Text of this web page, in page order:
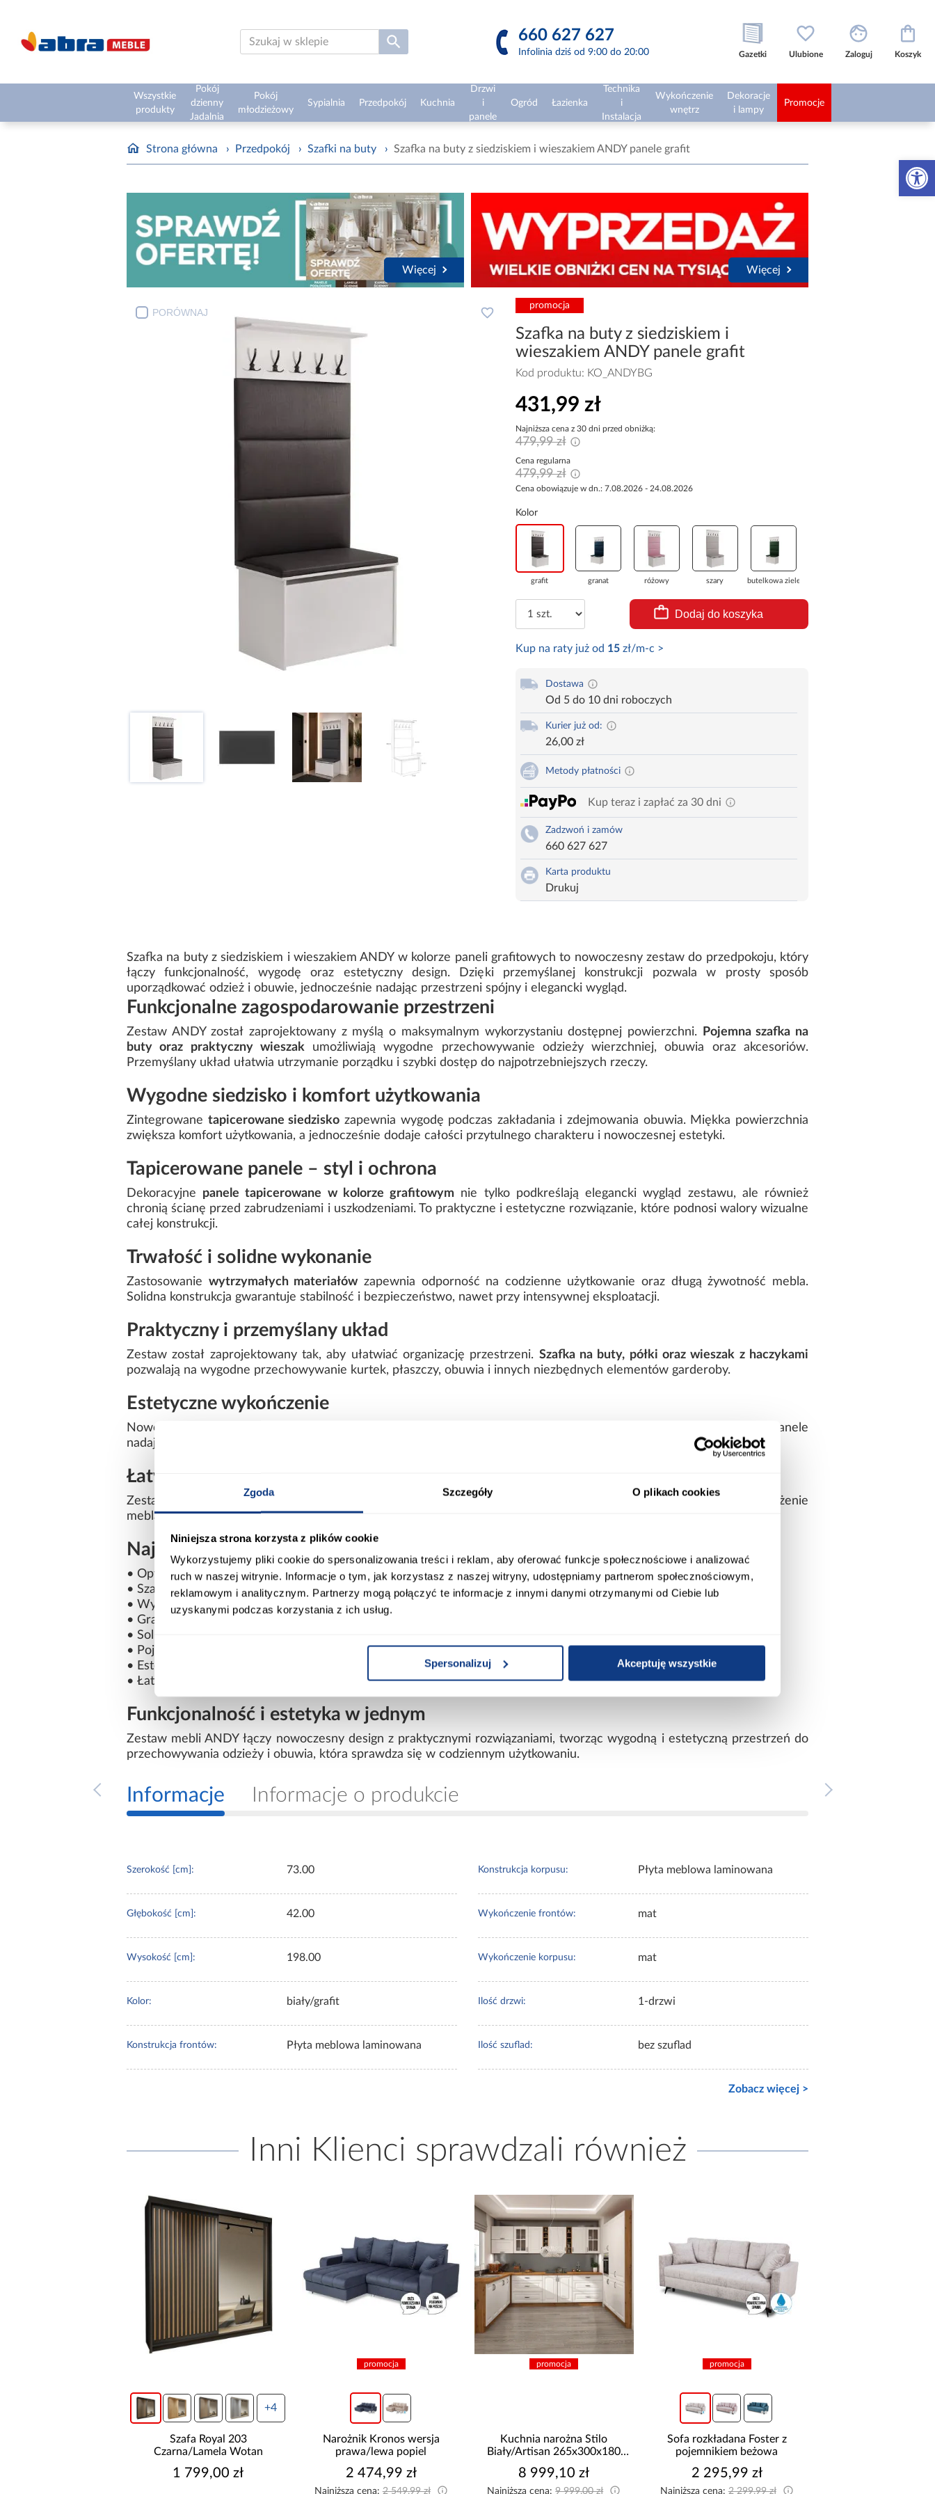
Zgoda Szczegóły O plikach cookies
Niniejsza strona korzysta z plików cookie
Wykorzystujemy pliki cookie do spersonalizowania treści i reklam, aby oferować funkcje społecznościowe i analizować
ruch w naszej witrynie. Informacje o tym, jak korzystasz z naszej witryny, udostępniamy partnerom społecznościowym,
reklamowym i analitycznym. Partnerzy mogą połączyć te informacje z innymi danymi otrzymanymi od Ciebie lub
uzyskanymi podczas korzystania z ich usług.
Spersonalizuj Akceptuję wszystkie
Otwórz
660 627 627
Infolinia dziś od 9:00 do 20:00 Gazetki Ulubione Zaloguj Koszyk
Wszystkie
produkty
Pokój
dzienny
Jadalnia
Pokój
młodzieżowy
Sypialnia Przedpokój Kuchnia
Drzwi
i
panele
Ogród Łazienka
Technika
i
Instalacja
Wykończenie
wnętrz
Dekoracje
i lampy
Promocje
Strona główna › Przedpokój › Szafki na buty › Szafka na buty z siedziskiem i wieszakiem ANDY panele grafit
Więcej Więcej
PORÓWNAJ
promocja
Szafka na buty z siedziskiem i
wieszakiem ANDY panele grafit
Kod produktu: KO_ANDYBG
431,99 zł
Najniższa cena z 30 dni przed obniżką:
479,99 zł
Cena regularna
479,99 zł
Cena obowiązuje w dn.: 7.08.2026 - 24.08.2026
Kolor
grafit granat różowy szary butelkowa zieleń
Dodaj do koszyka
Kup na raty już od 15zł/m-c >
Dostawa
Od 5 do 10 dni roboczych
Kurier już od:
26,00 zł
Metody płatności
Kup teraz i zapłać za 30 dni
Zadzwoń i zamów
660 627 627
Karta produktu
Drukuj
Szafka na buty z siedziskiem i wieszakiem ANDY w kolorze paneli grafitowych to nowoczesny zestaw do przedpokoju, który
łączy funkcjonalność, wygodę oraz estetyczny design. Dzięki przemyślanej konstrukcji pozwala w prosty sposób
uporządkować odzież i obuwie, jednocześnie nadając przestrzeni spójny i elegancki wygląd.
Funkcjonalne zagospodarowanie przestrzeni
Zestaw ANDY został zaprojektowany z myślą o maksymalnym wykorzystaniu dostępnej powierzchni.
Pojemna szafka na
buty oraz praktyczny wieszakumożliwiają wygodne przechowywanie odzieży wierzchniej, obuwia oraz akcesoriów.
Przemyślany układ ułatwia utrzymanie porządku i szybki dostęp do najpotrzebniejszych rzeczy.
Wygodne siedzisko i komfort użytkowania
Zintegrowane tapicerowane siedzisko zapewnia wygodę podczas zakładania i zdejmowania obuwia. Miękka powierzchnia
zwiększa komfort użytkowania, a jednocześnie dodaje całości przytulnego charakteru i nowoczesnej estetyki.
Tapicerowane panele – styl i ochrona
Dekoracyjne panele tapicerowane w kolorze grafitowym nie tylko podkreślają elegancki wygląd zestawu, ale również
chronią ścianę przed zabrudzeniami i uszkodzeniami. To praktyczne i estetyczne rozwiązanie, które podnosi walory wizualne
całej konstrukcji.
Trwałość i solidne wykonanie
Zastosowanie wytrzymałych materiałów zapewnia odporność na codzienne użytkowanie oraz długą żywotność mebla.
Solidna konstrukcja gwarantuje stabilność i bezpieczeństwo, nawet przy intensywnej eksploatacji.
Praktyczny i przemyślany układ
Zestaw został zaprojektowany tak, aby ułatwiać organizację przestrzeni. Szafka na buty, półki oraz wieszak z haczykami
pozwalają na wygodne przechowywanie kurtek, płaszczy, obuwia i innych niezbędnych elementów garderoby.
Estetyczne wykończenie
Nowoczesna forma i staranne wykonanie sprawiają, że zestaw ANDY prezentuje się elegancko i spójnie. Grafitowe panele
nadają mu uniwersalny, ponadczasowy charakter, który łatwo dopasować do różnych aranżacji.
Łatwy montaż
Zestaw dostarczany jest z kompletem elementów oraz intuicyjną instrukcją, co umożliwia szybkie i bezproblemowe złożenie
mebla bez konieczności specjalistycznych narzędzi.
Najważniejsze zalety
• Optymalne wykorzystanie przestrzeni
• Szafka na buty i praktyczny wieszak
• Wygodne tapicerowane siedzisko
• Grafitowe panele ścienne
• Solidna i trwała konstrukcja
• Pojemne półki i funkcjonalny układ
• Estetyczne wykończenie
• Łatwy montaż
Funkcjonalność i estetyka w jednym
Zestaw mebli ANDY łączy nowoczesny design z praktycznymi rozwiązaniami, tworząc wygodną i estetyczną przestrzeń do
przechowywania odzieży i obuwia, która sprawdza się w codziennym użytkowaniu.
Informacje Informacje o produkcie
Szerokość [cm]: 73.00
Głębokość [cm]: 42.00
Wysokość [cm]: 198.00
Kolor: biały/grafit
Konstrukcja frontów: Płyta meblowa laminowana
Konstrukcja korpusu: Płyta meblowa laminowana
Wykończenie frontów: mat
Wykończenie korpusu: mat
Ilość drzwi: 1-drzwi
Ilość szuflad: bez szuflad
Zobacz więcej >
Inni Klienci sprawdzali również
+4
Szafa Royal 203
Czarna/Lamela Wotan
1 799,00 zł
promocja
Narożnik Kronos wersja
prawa/lewa popiel
2 474,99 zł
Najniższa cena:2 549,99 zł
promocja
Kuchnia narożna Stilo
Biały/Artisan 265x300x180
8 999,10 zł
Najniższa cena:9 999,00 zł
promocja
Sofa rozkładana Foster z
pojemnikiem beżowa
2 295,99 zł
Najniższa cena:2 299,99 zł